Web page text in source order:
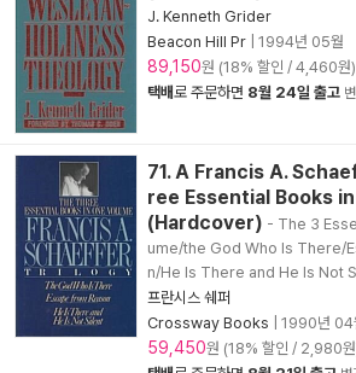
J. Kenneth Grider
Beacon Hill Pr
1994년 05월
89,150원 (18% 할인 / 4,460원)
택배로 주문하면 8월 24일 출고
71. A Francis A.
ree Essential Books
(Hardcover) - The 3
ume/the God Who Is There/
n/He Is There and He Is Not
프란시스 쉐퍼
Crossway Books
1990년 04
59,450원 (18% 할인 / 2,980